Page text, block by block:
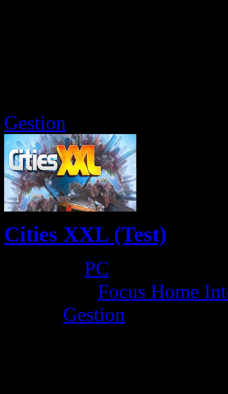
Gestion
Cities XXL (Test)
PC
Focus Home
Gestion